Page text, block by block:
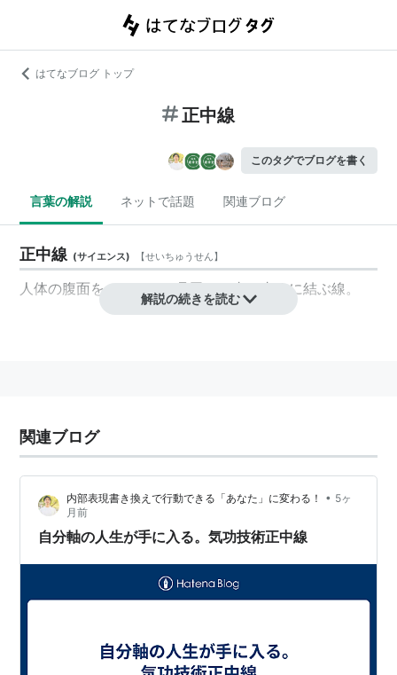
はてなブログ トップ
正中線
このタグでブログを書く
言葉の解説 ネットで話題 関連ブログ
正中線 (サイエンス) 【せいちゅうせん】
人体の腹面を、頭頂から丹田まで真っ直ぐに結ぶ線。
解説の続きを読む
関連ブログ
内部表現書き換えで行動できる「あなた」に変わる！ • 5ヶ
月前
自分軸の人生が手に入る。気功技術正中線